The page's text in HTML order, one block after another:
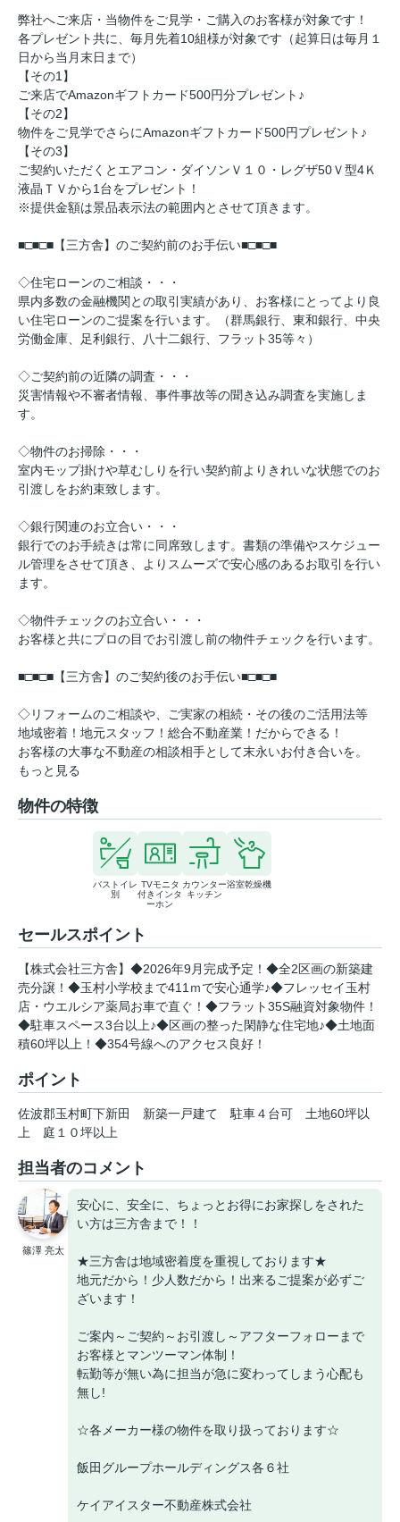
弊社へご来店・当物件をご見学・ご購入のお客様が対象です！
各プレゼント共に、毎月先着10組様が対象です（起算日は毎月１
日から当月末日まで）
【その1】
ご来店でAmazonギフトカード500円分プレゼント♪
【その2】
物件をご見学でさらにAmazonギフトカード500円プレゼント♪
【その3】
ご契約いただくとエアコン・ダイソンＶ１０・レグザ50Ｖ型4Ｋ
液晶ＴＶから1台をプレゼント！
※提供金額は景品表示法の範囲内とさせて頂きます。
■□■□■【三方舎】のご契約前のお手伝い■□■□■
◇住宅ローンのご相談・・・
県内多数の金融機関との取引実績があり、お客様にとってより良
い住宅ローンのご提案を行います。（群馬銀行、東和銀行、中央
労働金庫、足利銀行、八十二銀行、フラット35等々）
◇ご契約前の近隣の調査・・・
災害情報や不審者情報、事件事故等の聞き込み調査を実施しま
す。
◇物件のお掃除・・・
室内モップ掛けや草むしりを行い契約前よりきれいな状態でのお
引渡しをお約束致します。
◇銀行関連のお立合い・・・
銀行でのお手続きは常に同席致します。書類の準備やスケジュー
ル管理をさせて頂き、よりスムーズで安心感のあるお取引を行い
ます。
◇物件チェックのお立合い・・・
お客様と共にプロの目でお引渡し前の物件チェックを行います。
■□■□■【三方舎】のご契約後のお手伝い■□■□■
◇リフォームのご相談や、ご実家の相続・その後のご活用法等
地域密着！地元スタッフ！総合不動産業！だからできる！
お客様の大事な不動産の相談相手として末永いお付き合いを。
もっと見る
物件の特徴
バストイレ
別
TVモニタ
付きインタ
ーホン
カウンター
キッチン
浴室乾燥機
セールスポイント
【株式会社三方舎】◆2026年9月完成予定！◆全2区画の新築建
売分譲！◆玉村小学校まで411ｍで安心通学♪◆フレッセイ玉村
店・ウエルシア薬局お車で直ぐ！◆フラット35S融資対象物件！
◆駐車スペース3台以上♪◆区画の整った閑静な住宅地♪◆土地面
積60坪以上！◆354号線へのアクセス良好！
ポイント
佐波郡玉村町下新田 新築一戸建て 駐車４台可
土地60坪以
上
庭１０坪以上
担当者のコメント
篠澤 亮太
安心に、安全に、ちょっとお得にお家探しをされた
い方は三方舎まで！！
★三方舎は地域密着度を重視しております★
地元だから！少人数だから！出来るご提案が必ずご
ざいます！
ご案内～ご契約～お引渡し～アフターフォローまで
お客様とマンツーマン体制！
転勤等が無い為に担当が急に変わってしまう心配も
無し!
☆各メーカー様の物件を取り扱っております☆
飯田グループホールディングス各６社
ケイアイスター不動産株式会社